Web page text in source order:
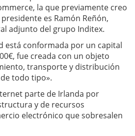
la que previamente creo
es Ramón Reñón,
adjunto del grupo Inditex.
está conformada por un capital
fue creada con un objeto
transporte y distribución
todo tipo».
parte de Irlanda por
y de recursos
electrónico que sobresalen